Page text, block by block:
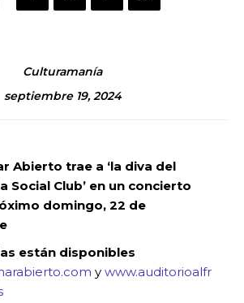
Culturamanía
septiembre 19, 2024
Abierto trae a ‘la diva del
Social Club’ en un concierto
domingo, 22 de
están disponibles
y www.auditorioalfr